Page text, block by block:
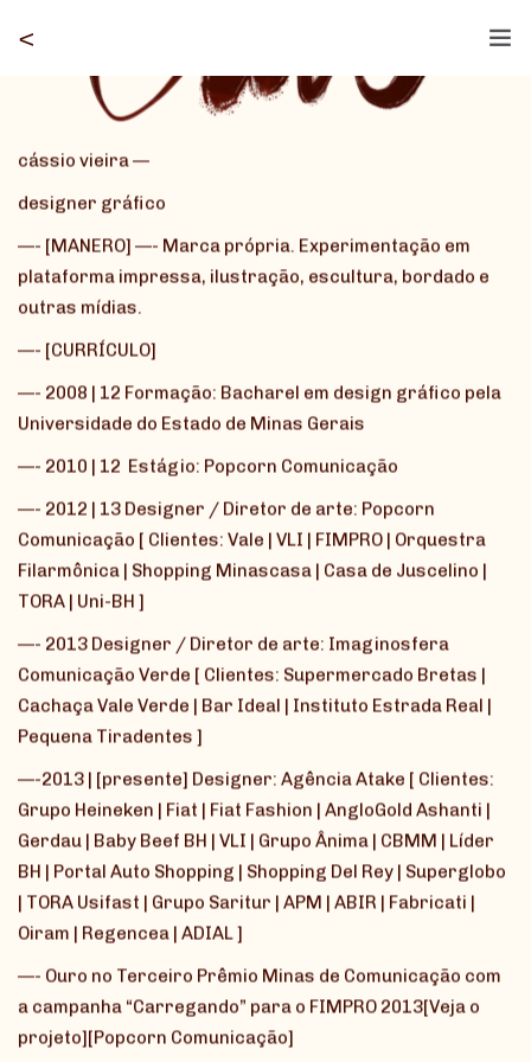
<
— SOBRE
CONTATO
cássio vieira —
designer gráfico
—- [MANERO] —- Marca própria. Experimentação em
plataforma impressa, ilustração, escultura, bordado e
outras mídias.
—- [CURRÍCULO]
—- 2008 | 12 Formação: Bacharel em design gráfico pela
Universidade do Estado de Minas Gerais
—- 2010 | 12 Estágio: Popcorn Comunicação
—- 2012 | 13 Designer / Diretor de arte: Popcorn
Comunicação [ Clientes: Vale | VLI | FIMPRO | Orquestra
Filarmônica | Shopping Minascasa | Casa de Juscelino |
TORA | Uni-BH ]
—- 2013 Designer / Diretor de arte: Imaginosfera
Comunicação Verde [ Clientes: Supermercado Bretas |
Cachaça Vale Verde | Bar Ideal | Instituto Estrada Real |
Pequena Tiradentes ]
—-2013 | [presente] Designer: Agência Atake [ Clientes:
Grupo Heineken | Fiat | Fiat Fashion | AngloGold Ashanti |
Gerdau | Baby Beef BH | VLI | Grupo Ânima | CBMM | Líder
BH | Portal Auto Shopping | Shopping Del Rey | Superglobo
| TORA Usifast | Grupo Saritur | APM | ABIR | Fabricati |
Oiram | Regencea | ADIAL ]
—- Ouro no Terceiro Prêmio Minas de Comunicação com
a campanha “Carregando” para o FIMPRO 2013[Veja o
projeto][Popcorn Comunicação]